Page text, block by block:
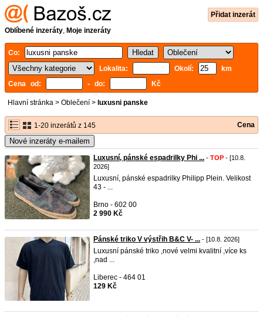
Přidat inzerát
Oblíbené inzeráty, Moje inzeráty
Co:
Lokalita:
Okolí:
km
Cena od:
- do: Kč
Hlavní stránka > Oblečení > luxusni panske
1-20 inzerátů z 145 Cena
Nové inzeráty e-mailem
Luxusní, pánské espadrilky Phi ... - TOP - [10.8.
2026]
Luxusní, pánské espadrilky Philipp Plein. Velikost
43 - ...
Brno - 602 00
2 990 Kč
Pánské triko V výstřih B&C V- ... - [10.8. 2026]
Luxusní pánské triko ,nové velmi kvalitní ,více ks
,nad ...
Liberec - 464 01
129 Kč